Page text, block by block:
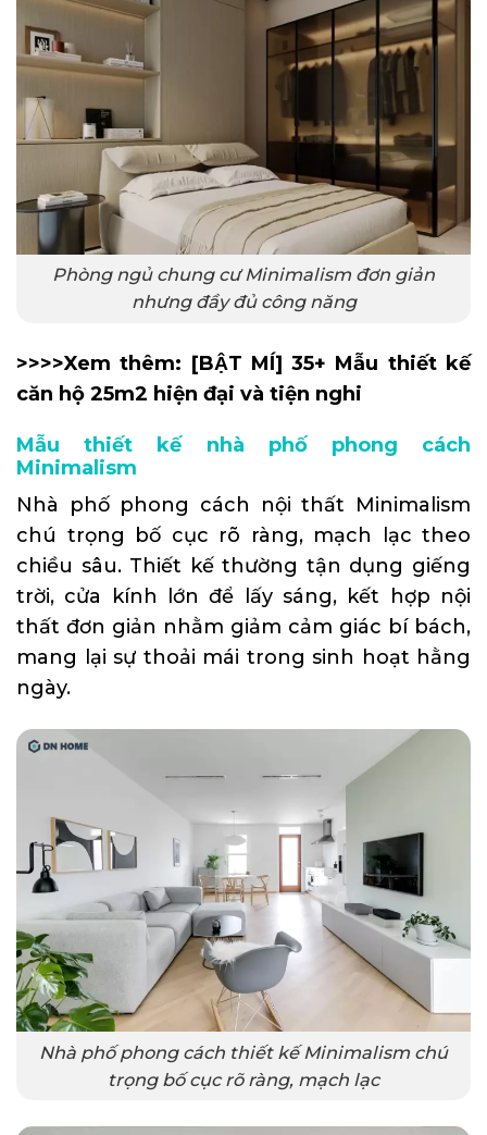
Phòng ngủ chung cư Minimalism đơn giản
nhưng đầy đủ công năng
>>>>Xem thêm: [BẬT MÍ] 35+ Mẫu thiết kế
căn hộ 25m2 hiện đại và tiện nghi
Mẫu thiết kế nhà phố phong cách
Minimalism
Nhà phố phong cách nội thất Minimalism
chú trọng bố cục rõ ràng, mạch lạc theo
chiều sâu. Thiết kế thường tận dụng giếng
trời, cửa kính lớn để lấy sáng, kết hợp nội
thất đơn giản nhằm giảm cảm giác bí bách,
mang lại sự thoải mái trong sinh hoạt hằng
ngày.
Nhà phố phong cách thiết kế Minimalism chú
trọng bố cục rõ ràng, mạch lạc